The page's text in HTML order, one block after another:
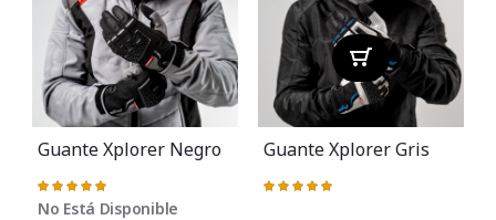
Guante Xplorer Negro
Valoración:
100%
No Está Disponible
Guante Xplorer Gris
Valoración: